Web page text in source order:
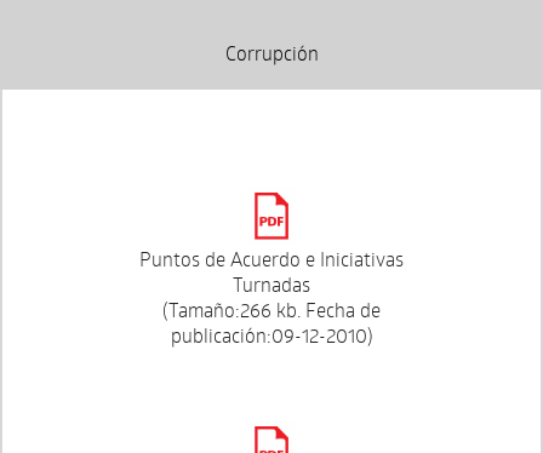
Corrupción
Puntos de Acuerdo e Iniciativas
Turnadas
(Tamaño:266 kb. Fecha de
publicación:09-12-2010)